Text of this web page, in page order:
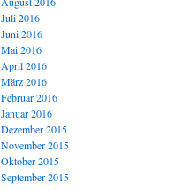
Juli 2016
Juni 2016
Mai 2016
April 2016
März 2016
Februar 2016
Januar 2016
Dezember 2015
November 2015
Oktober 2015
September 2015